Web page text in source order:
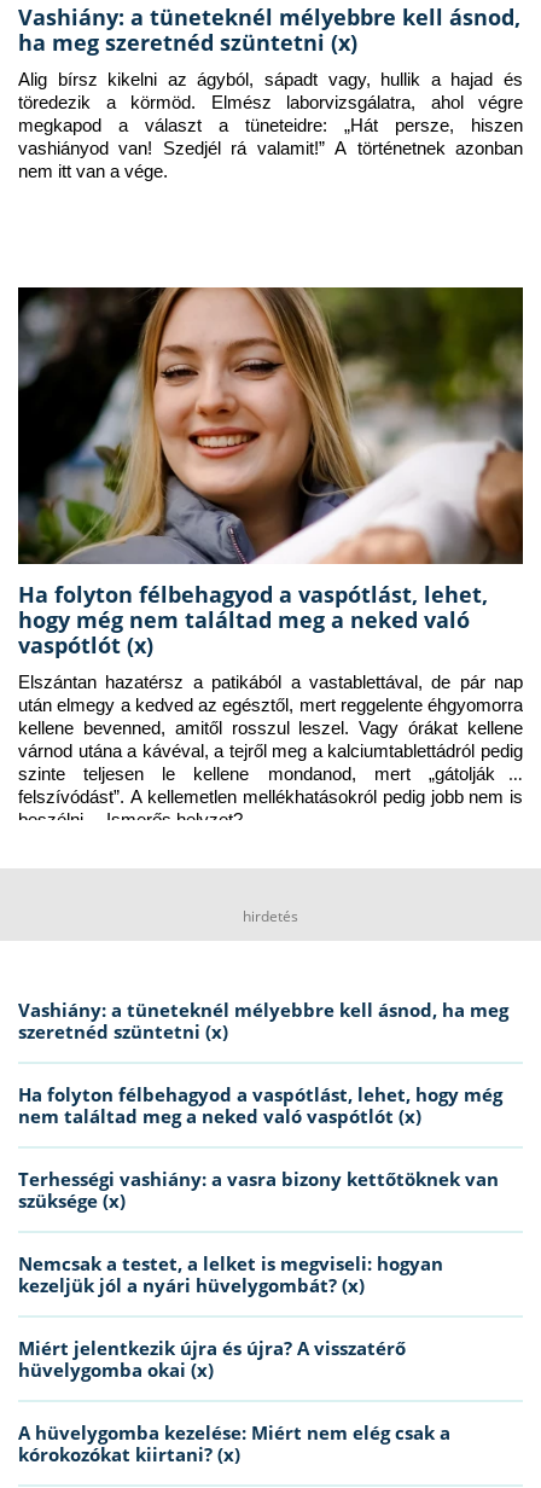
Vashiány: a tüneteknél mélyebbre kell ásnod,
ha meg szeretnéd szüntetni (x)
Alig bírsz kikelni az ágyból, sápadt vagy, hullik a hajad és
töredezik a körmöd. Elmész laborvizsgálatra, ahol végre
megkapod a választ a tüneteidre: „Hát persze, hiszen
vashiányod van! Szedjél rá valamit!” A történetnek azonban
nem itt van a vége.
Ha folyton félbehagyod a vaspótlást, lehet,
hogy még nem találtad meg a neked való
vaspótlót (x)
Elszántan hazatérsz a patikából a vastablettával, de pár nap
után elmegy a kedved az egésztől, mert reggelente éhgyomorra
kellene bevenned, amitől rosszul leszel. Vagy órákat kellene
várnod utána a kávéval, a tejről meg a kalciumtablettádról pedig
szinte teljesen le kellene mondanod, mert „gátolják a
felszívódást”. A kellemetlen mellékhatásokról pedig jobb nem is
beszélni… Ismerős helyzet?
hirdetés
Vashiány: a tüneteknél mélyebbre kell ásnod, ha meg
szeretnéd szüntetni (x)
Ha folyton félbehagyod a vaspótlást, lehet, hogy még
nem találtad meg a neked való vaspótlót (x)
Terhességi vashiány: a vasra bizony kettőtöknek van
szüksége (x)
Nemcsak a testet, a lelket is megviseli: hogyan
kezeljük jól a nyári hüvelygombát? (x)
Miért jelentkezik újra és újra? A visszatérő
hüvelygomba okai (x)
A hüvelygomba kezelése: Miért nem elég csak a
kórokozókat kiirtani? (x)